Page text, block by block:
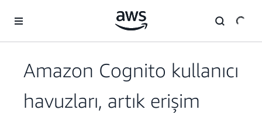
Amazon Cognito kullanıcı
havuzları, artık erişim